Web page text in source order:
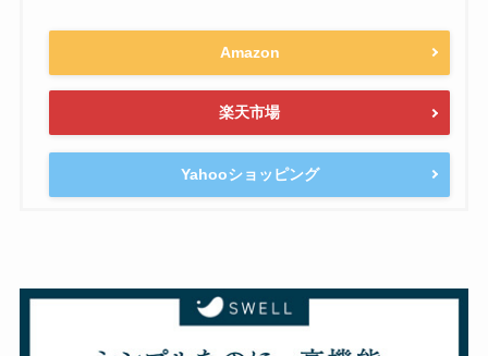
Amazon
楽天市場
Yahooショッピング